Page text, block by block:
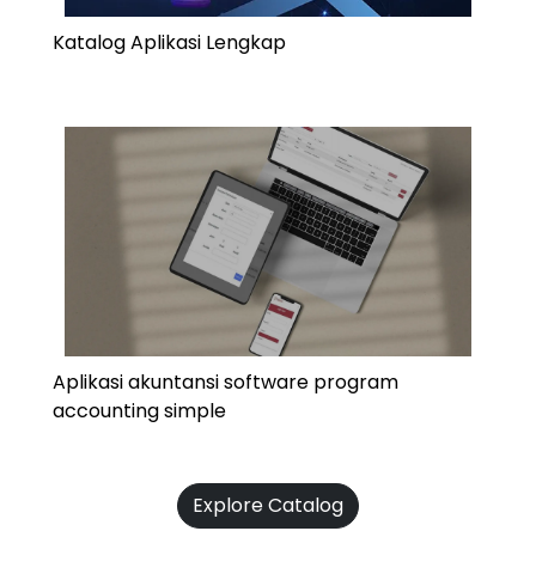
Katalog Aplikasi Lengkap
Aplikasi akuntansi software program
accounting simple
Explore Catalog